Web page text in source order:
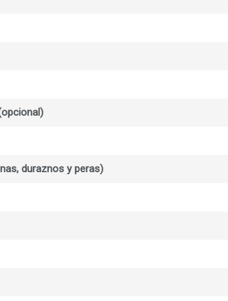
duraznos y peras)